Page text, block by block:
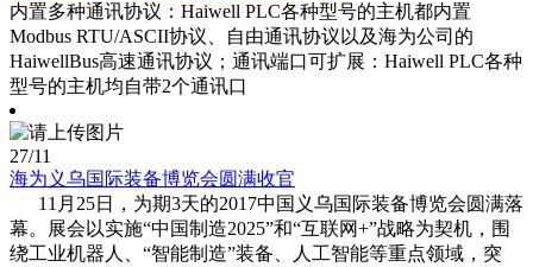
内置多种通讯协议：Haiwell PLC各种型号的主机都内置
Modbus RTU/ASCII协议、自由通讯协议以及海为公司的
HaiwellBus高速通讯协议；通讯端口可扩展：Haiwell PLC各种
型号的主机均自带2个通讯口
27/11
海为义乌国际装备博览会圆满收官
11月25日，为期3天的2017中国义乌国际装备博览会圆满落
幕。展会以实施“中国制造2025”和“互联网+”战略为契机，围
绕工业机器人、“智能制造”装备、人工智能等重点领域，突